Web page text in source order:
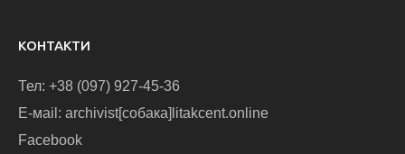
КОНТАКТИ
Тел: +38 (097) 927-45-36
E-маіl: archivist[собака]litakcent.online
Facebook